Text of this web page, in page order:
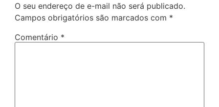
O seu endereço de e-mail não será publicado.
Campos obrigatórios são marcados com *
Comentário *